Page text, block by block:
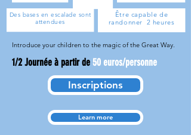
Des bases en escalade sont
attendues
Être capable de
randonner 2 heures
Introduce your children to the magic of the Great Way.
1/2 Journée à partir de 50 euros/personne
Inscriptions
Learn more